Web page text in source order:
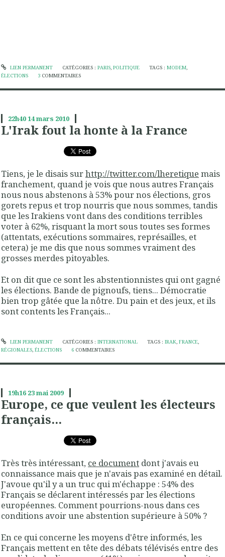
LIEN PERMANENT CATÉGORIES : PARIS, POLITIQUE TAGS :MODEM,
ÉLECTIONS
3 COMMENTAIRES
22h4014mars 2010
L'Irak fout la honte à la France
Tiens, je le disais surhttp://twitter.com/lheretique mais
franchement, quand je vois que nous autres Français
nous nous abstenons à 53% pour nos élections, gros
gorets repus et trop nourris que nous sommes, tandis
que les Irakiens vont dans des conditions terribles
voter à 62%, risquant la mort sous toutes ses formes
(attentats, exécutions sommaires, représailles, et
cetera) je me dis que nous sommes vraiment des
grosses merdes pitoyables.
Et on dit que ce sont les abstentionnistes qui ont gagné
les élections. Bande de pignoufs, tiens... Démocratie
bien trop gâtée que la nôtre. Du pain et des jeux, et ils
sont contents les Français...
LIEN PERMANENT CATÉGORIES : INTERNATIONAL TAGS :IRAK,FRANCE,
RÉGIONALES, ÉLECTIONS 6 COMMENTAIRES
19h16 23mai 2009
Europe, ce que veulent les électeurs
français...
Très très intéressant, ce document dont j'avais eu
connaissance mais que je n'avais pas examiné en détail.
J'avoue qu'il y a un truc qui m'échappe : 54% des
Français se déclarent intéressés par les élections
européennes. Comment pourrions-nous dans ces
conditions avoir une abstention supérieure à 50% ?
En ce qui concerne les moyens d'être informés, les
Français mettent en tête des débats télévisés entre des